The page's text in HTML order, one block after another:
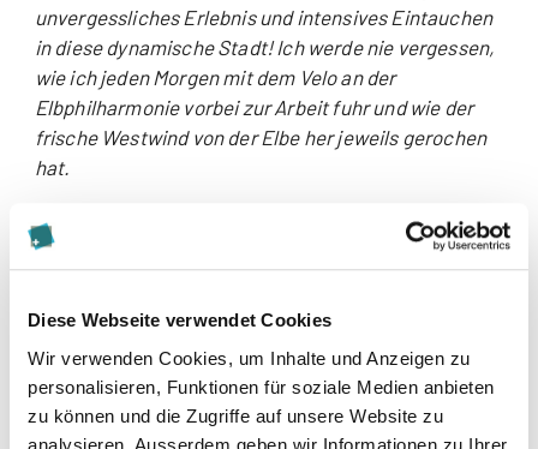
Diese Webseite verwendet Cookies
Wir verwenden Cookies, um Inhalte und Anzeigen zu
personalisieren, Funktionen für soziale Medien anbieten
zu können und die Zugriffe auf unsere Website zu
analysieren. Ausserdem geben wir Informationen zu Ihrer
unvergessliches Erlebnis und intensives Eintauchen
in diese dynamische Stadt! Ich werde nie vergessen,
wie ich jeden Morgen mit dem Velo an der
Elbphilharmonie vorbei zur Arbeit fuhr und wie der
frische Westwind von der Elbe her jeweils gerochen
hat.
2. Innovationspark Zürich: Ich wechsle
fachlich die Seiten
Mein zweiter Praxiseinsatz führte mich für zwei
Monate zur Geschäftsstelle des Innovationsparks
Zürich. Da ich in den letzten rund fünf Jahren bei der
Schaffung von Planungsrecht für den
Innovationspark Zürich mitwirkte, war ich mit den